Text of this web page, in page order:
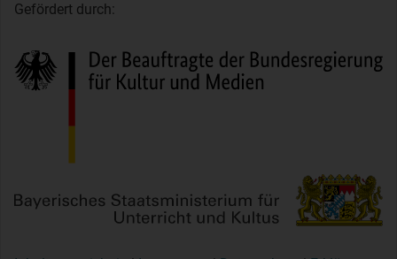
Gefördert durch: